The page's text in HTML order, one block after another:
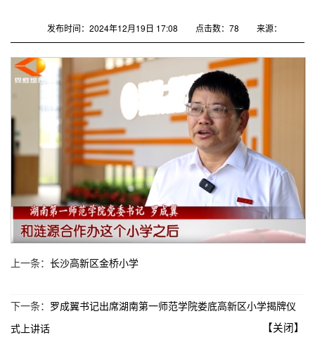
发布时间：2024年12月19日 17:08 点击数： 78 来源：
上一条： 长沙高新区金桥小学
下一条： 罗成翼书记出席湖南第一师范学院娄底高新区小学揭牌仪
式上讲话 【关闭】